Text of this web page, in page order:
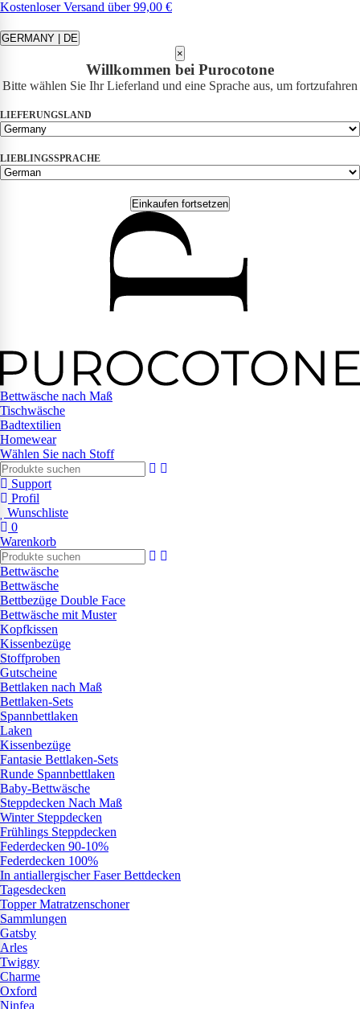
Kostenloser Versand über 99,00 €
GERMANY | DE
×
Willkommen bei Purocotone
Bitte wählen Sie Ihr Lieferland und eine Sprache aus, um fortzufahren
LIEFERUNGSLAND
LIEBLINGSSPRACHE
Einkaufen fortsetzen
Bettwäsche nach Maß
Tischwäsche
Badtextilien
Homewear
Wählen Sie nach Stoff
Support
Profil
Wunschliste
0
Warenkorb
Bettwäsche
Bettwäsche
Bettbezüge Double Face
Bettwäsche mit Muster
Kopfkissen
Kissenbezüge
Stoffproben
Gutscheine
Bettlaken nach Maß
Bettlaken-Sets
Spannbettlaken
Laken
Kissenbezüge
Fantasie Bettlaken-Sets
Runde Spannbettlaken
Baby-Bettwäsche
Steppdecken Nach Maß
Winter Steppdecken
Frühlings Steppdecken
Federdecken 90-10%
Federdecken 100%
In antiallergischer Faser Bettdecken
Tagesdecken
Topper Matratzenschoner
Sammlungen
Gatsby
Arles
Twiggy
Charme
Oxford
Ninfea